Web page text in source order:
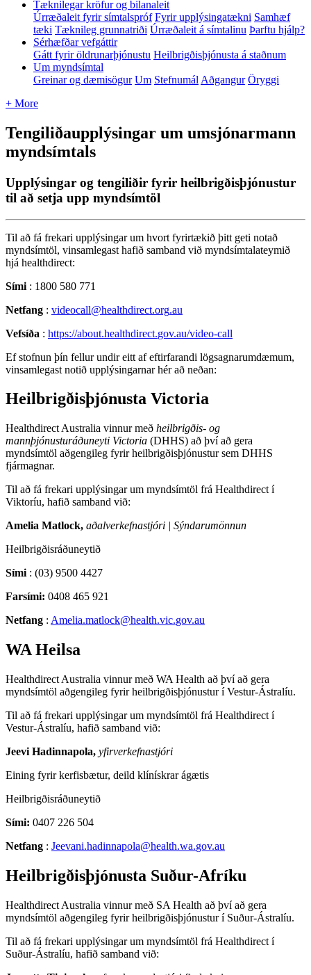
Tæknilegar kröfur og bilanaleit
Úrræðaleit fyrir símtalspróf Fyrir upplýsingatækni Samhæf
tæki Tæknileg grunnatriði Úrræðaleit á símtalinu Þarftu hjálp?
Sérhæfðar vefgáttir
Gátt fyrir öldrunarþjónustu Heilbrigðisþjónusta á staðnum
Um myndsímtal
Greinar og dæmisögur Um Stefnumál Aðgangur Öryggi
+ More
Tengiliðaupplýsingar um umsjónarmann
myndsímtals
Upplýsingar og tengiliðir fyrir heilbrigðisþjónustur
til að setja upp myndsímtöl
Til að fá frekari upplýsingar um hvort fyrirtækið þitt geti notað
myndsímtöl, vinsamlegast hafið samband við myndsímtalateymið
hjá healthdirect:
Sími : 1800 580 771
Netfang : videocall@healthdirect.org.au
Vefsíða : https://about.healthdirect.gov.au/video-call
Ef stofnun þín fellur undir eitt af eftirfarandi lögsagnarumdæmum,
vinsamlegast notið upplýsingarnar hér að neðan:
Heilbrigðisþjónusta Victoria
Healthdirect Australia vinnur með heilbrigðis- og
mannþjónusturáðuneyti Victoria (DHHS) að því að gera
myndsímtöl aðgengileg fyrir heilbrigðisþjónustur sem DHHS
fjármagnar.
Til að fá frekari upplýsingar um myndsímtöl frá Healthdirect í
Viktoríu, hafið samband við:
Amelia Matlock, aðalverkefnastjóri | Sýndarumönnun
Heilbrigðisráðuneytið
Sími : (03) 9500 4427
Farsími: 0408 465 921
Netfang : Amelia.matlock@health.vic.gov.au
WA Heilsa
Healthdirect Australia vinnur með WA Health að því að gera
myndsímtöl aðgengileg fyrir heilbrigðisþjónustur í Vestur-Ástralíu.
Til að fá frekari upplýsingar um myndsímtöl frá Healthdirect í
Vestur-Ástralíu, hafið samband við:
Jeevi Hadinnapola, yfirverkefnastjóri
Eining fyrir kerfisbætur, deild klínískrar ágætis
Heilbrigðisráðuneytið
Sími: 0407 226 504
Netfang : Jeevani.hadinnapola@health.wa.gov.au
Heilbrigðisþjónusta Suður-Afríku
Healthdirect Australia vinnur með SA Health að því að gera
myndsímtöl aðgengileg fyrir heilbrigðisþjónustur í Suður-Ástralíu.
Til að fá frekari upplýsingar um myndsímtöl frá Healthdirect í
Suður-Ástralíu, hafið samband við: